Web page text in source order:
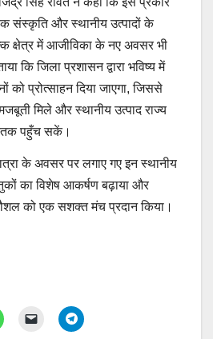
संस्कृति और स्थानीय उत्पादों के
क्षेत्र में आजीविका के नए अवसर भी
कि जिला प्रशासन द्वारा भविष्य में
प्रोत्साहन दिया जाएगा, जिससे
मिले और स्थानीय उत्पाद राज्य
तक पहुँच सकें।
के अवसर पर लगाए गए इन स्थानीय
का विशेष आकर्षण बढ़ाया और
को एक सशक्त मंच प्रदान किया।